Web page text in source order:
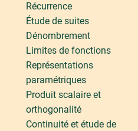
Récurrence
Étude de suites
Dénombrement
Limites de fonctions
Représentations
paramétriques
Produit scalaire et
orthogonalité
Continuité et étude de